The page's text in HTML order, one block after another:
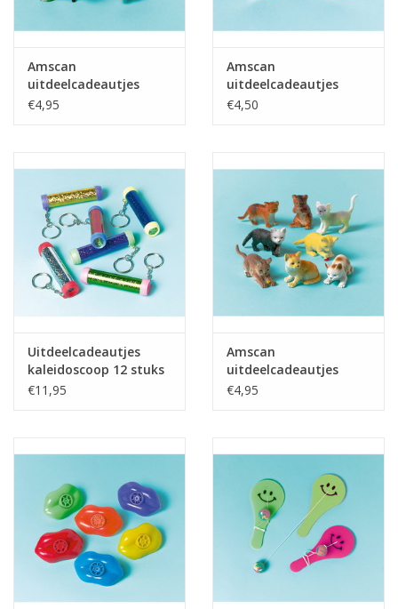
Amscan
uitdeelcadeautjes
boerderij dieren 12
€4,95
Amscan
uitdeelcadeautjes
juwelen ringen 18
€4,50
Uitdeelcadeautjes
kaleidoscoop 12 stuks
€11,95
Amscan
uitdeelcadeautjes
katten 12-delig
€4,95